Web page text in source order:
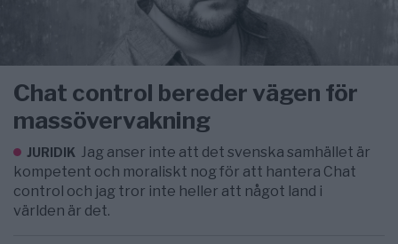
Chat control bereder vägen för
massövervakning
JURIDIK Jag anser inte att det svenska samhället är
kompetent och moraliskt nog för att hantera Chat
control och jag tror inte heller att något land i
världen är det.